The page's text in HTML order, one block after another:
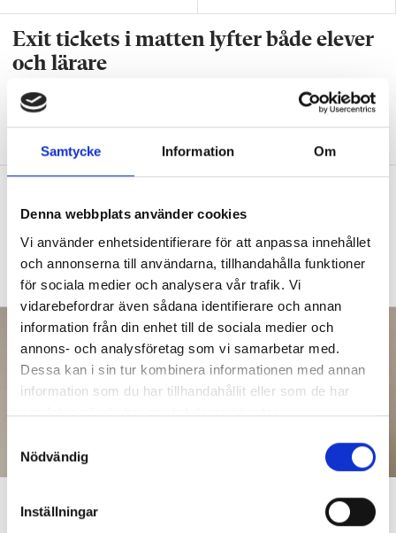
Samtycke Information Om
Denna webbplats använder cookies
Vi använder enhetsidentifierare för att anpassa innehållet
och annonserna till användarna, tillhandahålla funktioner
för sociala medier och analysera vår trafik. Vi
vidarebefordrar även sådana identifierare och annan
information från din enhet till de sociala medier och
annons- och analysföretag som vi samarbetar med.
Dessa kan i sin tur kombinera informationen med annan
information som du har tillhandahållit eller som de har
samlat in när du har använt deras tjänster.
m
Nödvändig
Inställningar
Exit tickets i matten lyfter både elever
och lärare
PRAKTISKA TIPS
sina kunskaper samtidigt som jag utvärderar
behovsgrupper skrotades
UNDERVISNINGMatteläraren uppgiven:
Det är bara ekonomin som styr.
Ledtrådar får fler elever att lösa